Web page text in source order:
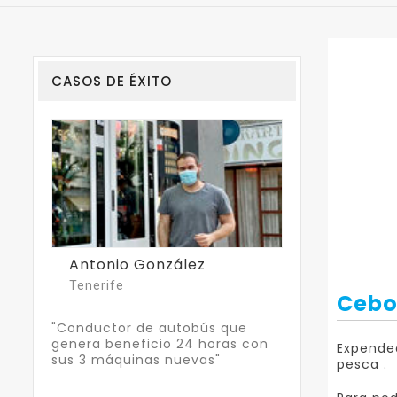
CASOS DE ÉXITO
que
horas con
Jose Luis
"Es capaz de rentabilizar su local
tras malas experiencias con
inquilinos."
trabajo
pesca .